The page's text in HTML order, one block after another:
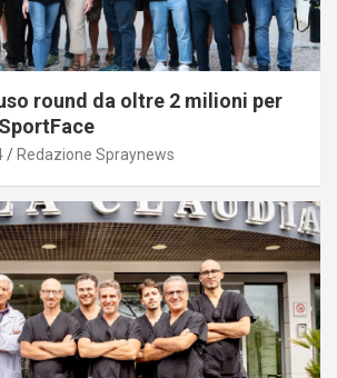
round da oltre 2 milioni per
Redazione Spraynews